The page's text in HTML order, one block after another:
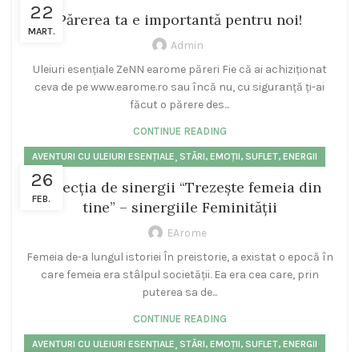
22
MART.
PENTRU CORP
Părerea ta e importantă pentru noi!
Admin
Uleiuri esențiale ZeNN earome păreri Fie că ai achiziționat
ceva de pe www.earome.ro sau încă nu, cu siguranță ți-ai
făcut o părere des...
CONTINUE READING
26
FEB.
AVENTURI CU ULEIURI ESENȚIALE, STĂRI, EMOȚII, SUFLET, ENERGII
Colecția de sinergii “Trezește femeia din
tine” – sinergiile Feminității
EArome
Femeia de-a lungul istoriei În preistorie, a existat o epocă în
care femeia era stâlpul societății. Ea era cea care, prin
puterea sa de...
CONTINUE READING
AVENTURI CU ULEIURI ESENȚIALE, STĂRI, EMOȚII, SUFLET, ENERGII